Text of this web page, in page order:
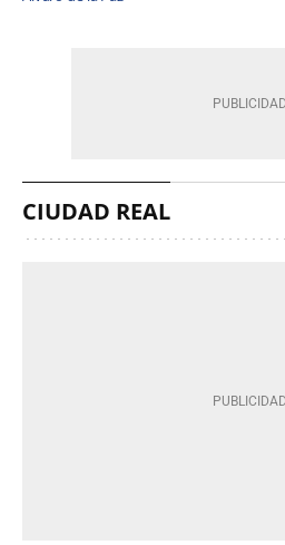
CIUDAD REAL